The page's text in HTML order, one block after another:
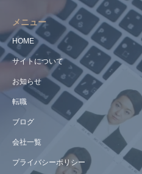
メニュー
HOME
サイトについて
お知らせ
転職
ブログ
会社一覧
プライバシーポリシー